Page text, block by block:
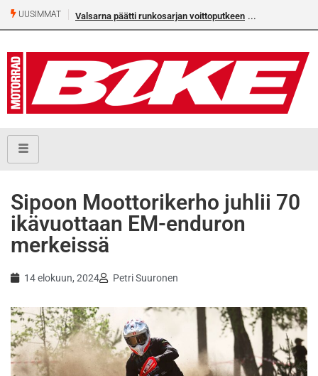
UUSIMMAT Valsarna päätti runkosarjan voittoputkeen
Sipoon Moottorikerho juhlii 70
ikävuottaan EM-enduron
merkeissä
14 elokuun, 2024 Petri Suuronen